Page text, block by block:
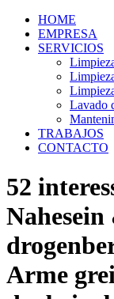
HOME
EMPRESA
SERVICIOS
Lavado
TRABAJOS
CONTACTO
52
Arme